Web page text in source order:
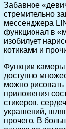
Забавное
стремительно
мессенджера
функционал в
изобилует
котиками и
Функции
доступно
можно
приложения
стикеров,
украшений,
прочего. В